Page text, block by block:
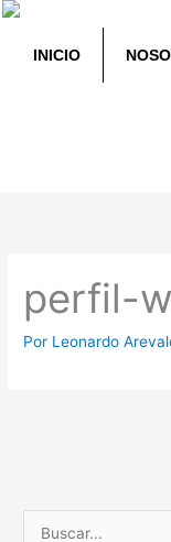
Ir
INICIO
perfil-
Por Leonardo